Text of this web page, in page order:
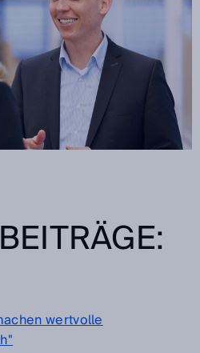
wertvolle